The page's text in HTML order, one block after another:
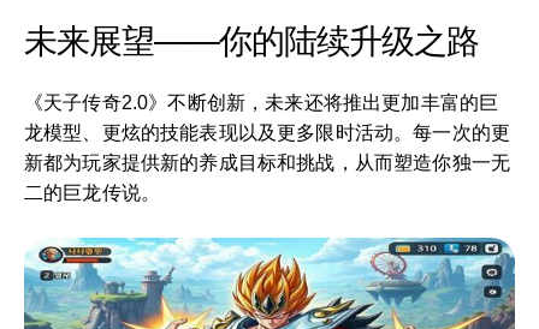
未来展望——你的陆续升级之路
《天子传奇2.0》不断创新，未来还将推出更加丰富的巨
龙模型、更炫的技能表现以及更多限时活动。每一次的更
新都为玩家提供新的养成目标和挑战，从而塑造你独一无
二的巨龙传说。